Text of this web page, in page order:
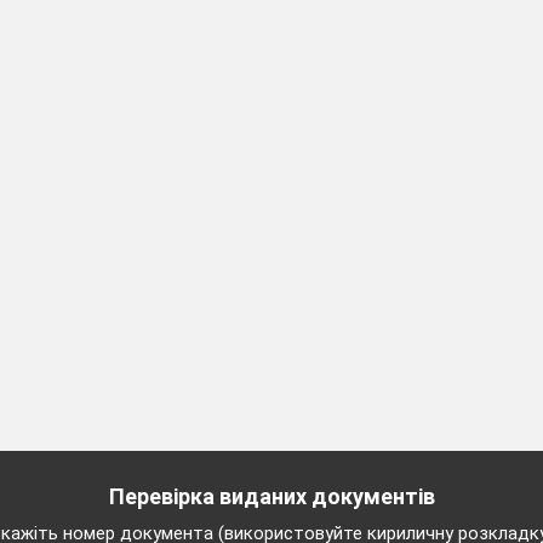
Перевірка виданих документів
номер документа (використовуйте кириличну